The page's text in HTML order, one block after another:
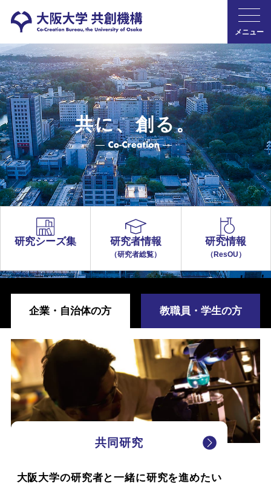
メニュー
共に、創る。
研究シーズ集 研究者情報
（研究者総覧）
研究情報
（ResOU）
企業・自治体の方 教職員・学生の方
共同研究
大阪大学の研究者と一緒に研究を進めたい